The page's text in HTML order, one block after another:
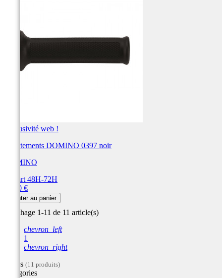
Exclusivité web !
Revêtements DOMINO 0397 noir
DOMINO
Départ 48H-72H
14,40 €
Ajouter au panier
Affichage 1-11 de 11 article(s)
chevron_left
1
chevron_right
Filtres (11 produits)
Catégories